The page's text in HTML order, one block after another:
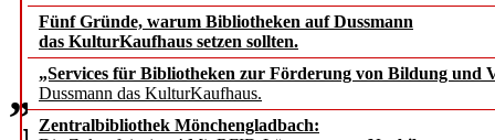
Fünf Gründe, warum Bibliotheken auf Dussmann
das KulturKaufhaus setzen sollten.
„Services für Bibliotheken zur Förderung von Bildung und
Dussmann das KulturKaufhaus.
Zentralbibliothek Mönchengladbach:
„Mit Büchern tanzen”